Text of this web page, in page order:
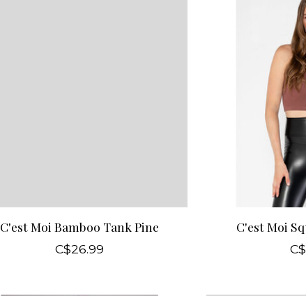
C'est Moi Bamboo Tank Pine
C$26.99
C'est Moi